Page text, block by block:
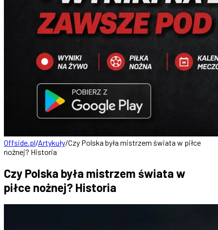
Offside.pl/Artykuły/Czy Polska była mistrzem świata w piłce
nożnej? Historia
Czy Polska była mistrzem świata w
piłce nożnej? Historia